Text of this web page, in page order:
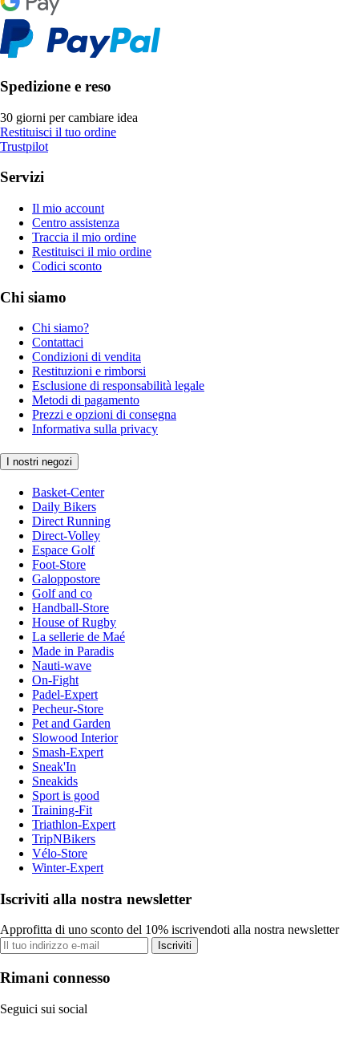
Spedizione e reso
30 giorni per cambiare idea
Restituisci il tuo ordine
Trustpilot
Servizi
Il mio account
Centro assistenza
Traccia il mio ordine
Restituisci il mio ordine
Codici sconto
Chi siamo
Chi siamo?
Contattaci
Condizioni di vendita
Restituzioni e rimborsi
Esclusione di responsabilità legale
Metodi di pagamento
Prezzi e opzioni di consegna
Informativa sulla privacy
I nostri negozi
Basket-Center
Daily Bikers
Direct Running
Direct-Volley
Espace Golf
Foot-Store
Galoppostore
Golf and co
Handball-Store
House of Rugby
La sellerie de Maé
Made in Paradis
Nauti-wave
On-Fight
Padel-Expert
Pecheur-Store
Pet and Garden
Slowood Interior
Smash-Expert
Sneak'In
Sneakids
Sport is good
Training-Fit
Triathlon-Expert
TripNBikers
Vélo-Store
Winter-Expert
Iscriviti alla nostra newsletter
Approfitta di uno sconto del 10% iscrivendoti alla nostra newsletter
Iscriviti
Rimani connesso
Seguici sui social